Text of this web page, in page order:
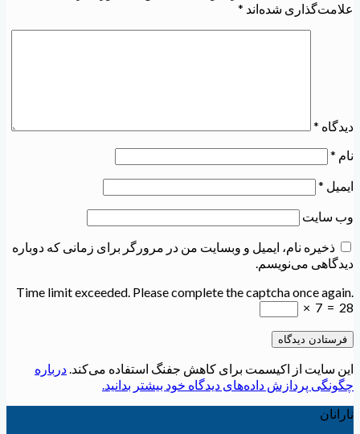
علامت‌گذاری شده‌اند *
دیدگاه *
نام *
ایمیل *
وب‌ سایت
ذخیره نام، ایمیل و وبسایت من در مرورگر برای زمانی که دوباره
دیدگاهی می‌نویسم.
Time limit exceeded. Please complete the captcha once again.
× 7 = 28
این سایت از اکیسمت برای کاهش جفنگ استفاده می‌کند.درباره
چگونگی پردازش داده‌های دیدگاه خود بیشتر بدانید.
نارانان